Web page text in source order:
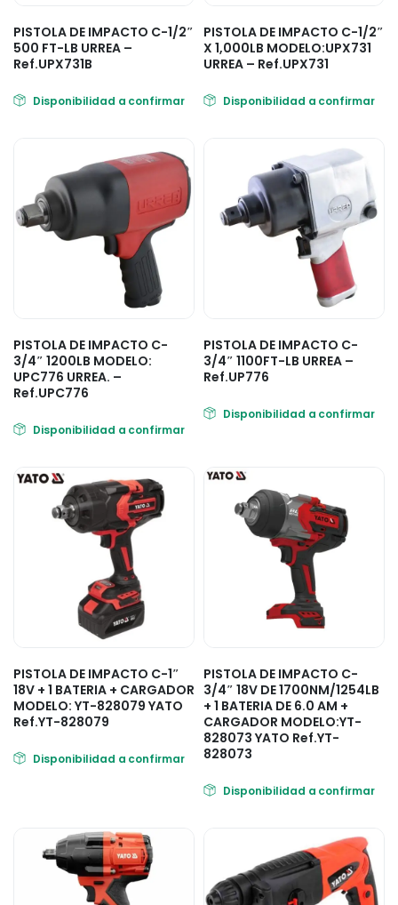
PISTOLA DE IMPACTO C-1/2″
500 FT-LB URREA –
Ref.UPX731B
Disponibilidad a confirmar
PISTOLA DE IMPACTO C-1/2″
X 1,000LB MODELO:UPX731
URREA – Ref.UPX731
Disponibilidad a confirmar
PISTOLA DE IMPACTO C-
3/4″ 1200LB MODELO:
UPC776 URREA. –
Ref.UPC776
Disponibilidad a confirmar
PISTOLA DE IMPACTO C-
3/4″ 1100FT-LB URREA –
Ref.UP776
Disponibilidad a confirmar
PISTOLA DE IMPACTO C-1″
18V + 1 BATERIA + CARGADOR
MODELO: YT-828079 YATO
Ref.YT-828079
Disponibilidad a confirmar
PISTOLA DE IMPACTO C-
3/4″ 18V DE 1700NM/1254LB
+ 1 BATERIA DE 6.0 AM +
CARGADOR MODELO:YT-
828073 YATO Ref.YT-
828073
Disponibilidad a confirmar